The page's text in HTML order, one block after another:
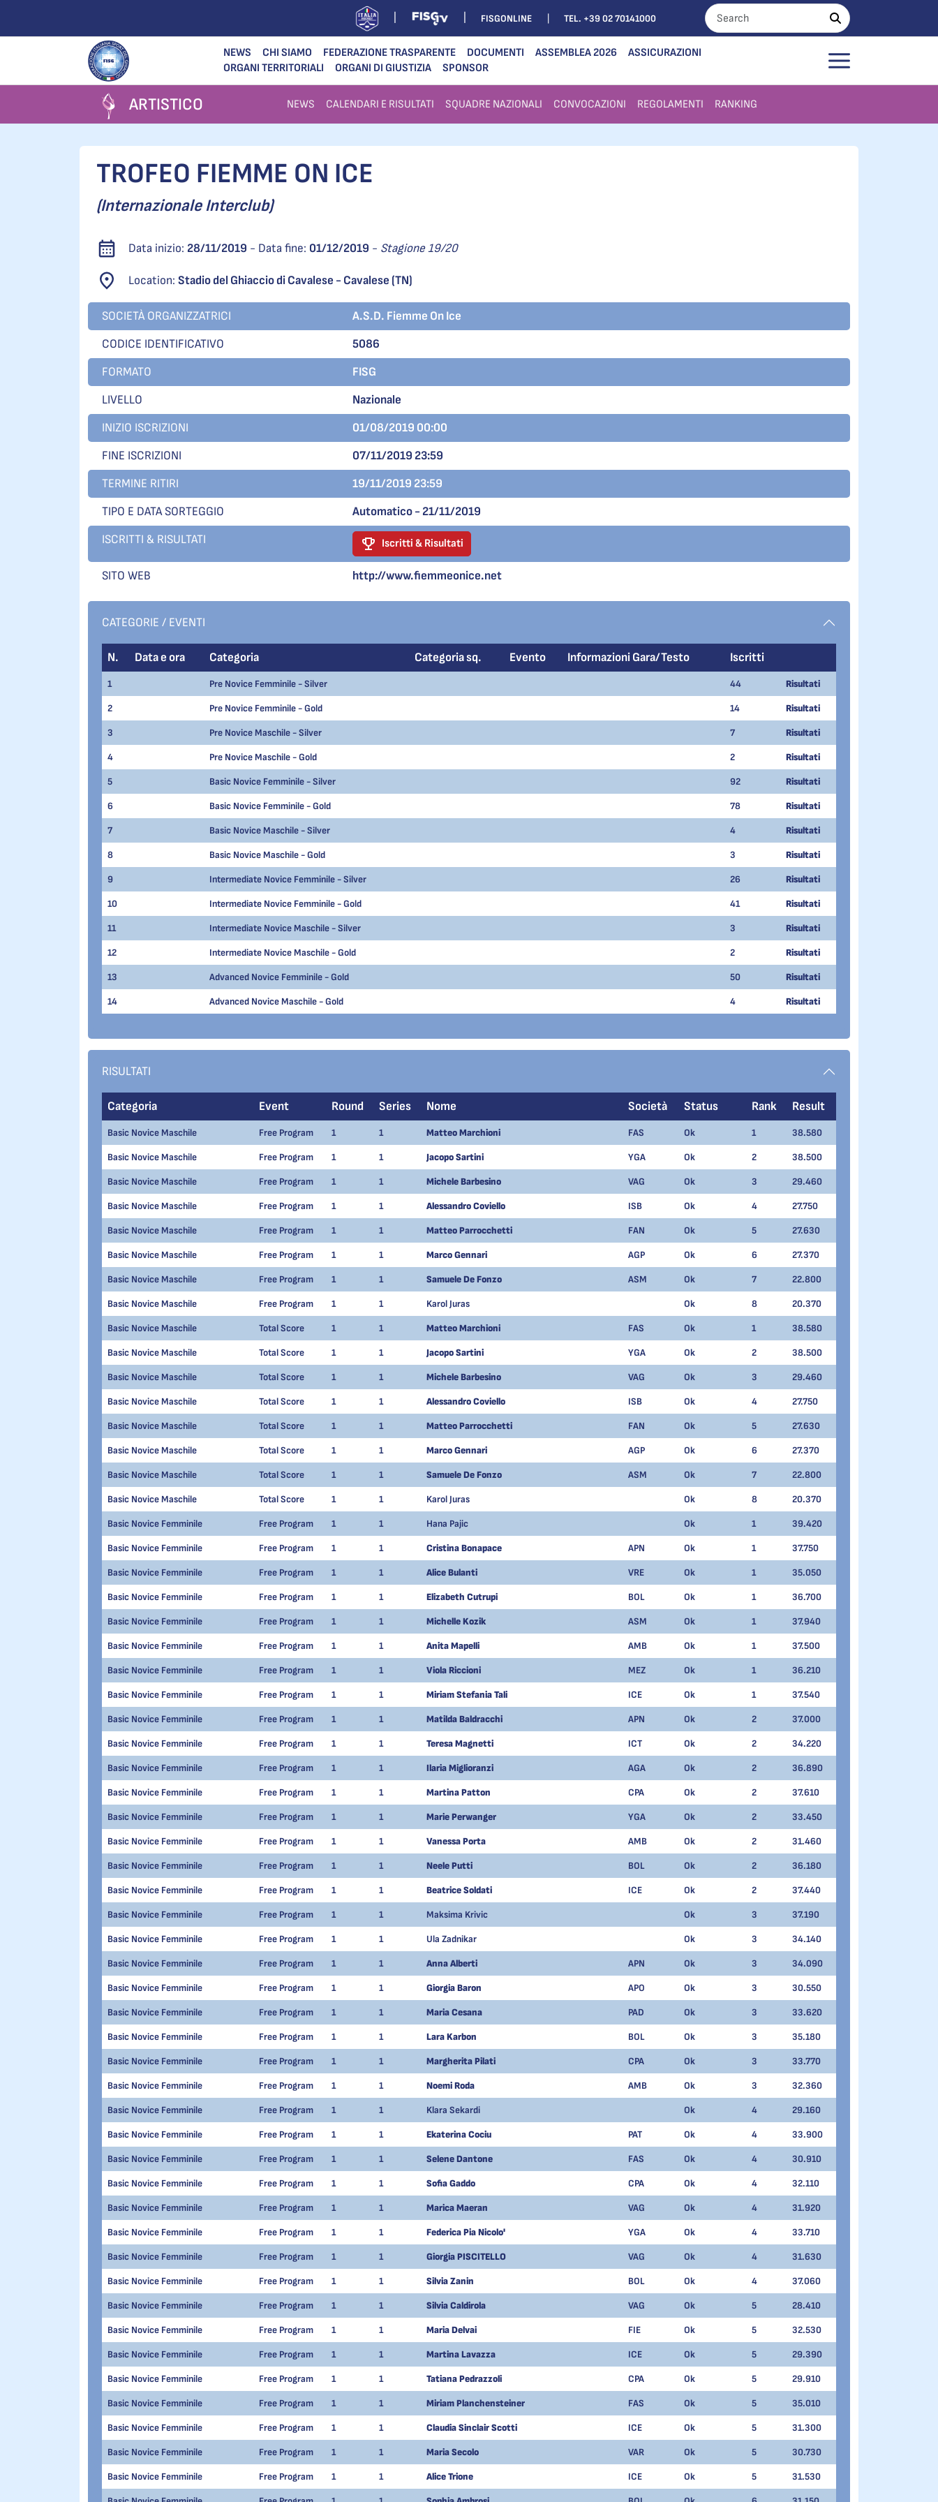
FISGONLINE TEL. +39 02 70141000
NEWS CHI SIAMO FEDERAZIONE TRASPARENTE DOCUMENTI ASSEMBLEA 2026
ASSICURAZIONI
ORGANI TERRITORIALI
ORGANI DI GIUSTIZIA SPONSOR
ARTISTICO NEWS CALENDARI E RISULTATI SQUADRE NAZIONALI CONVOCAZIONI REGOLAMENTI RANKING
TROFEO FIEMME ON ICE
(Internazionale Interclub)
Data inizio: 28/11/2019 - Data fine: 01/12/2019 - Stagione 19/20
Location: Stadio del Ghiaccio di Cavalese - Cavalese (TN)
SOCIETÀ ORGANIZZATRICI
A.S.D. Fiemme On Ice
CODICE IDENTIFICATIVO
5086
FORMATO
FISG
LIVELLO
Nazionale
INIZIO ISCRIZIONI
01/08/2019 00:00
FINE ISCRIZIONI
07/11/2019 23:59
TERMINE RITIRI
19/11/2019 23:59
TIPO E DATA SORTEGGIO
Automatico - 21/11/2019
ISCRITTI & RISULTATI
Iscritti & Risultati
SITO WEB http://www.fiemmeonice.net
CATEGORIE / EVENTI
N. Data e ora Categoria Categoria sq. Evento Informazioni Gara/Testo Iscritti
1 Pre Novice Femminile - Silver 44 Risultati
2 Pre Novice Femminile - Gold 14 Risultati
3 Pre Novice Maschile - Silver 7 Risultati
4 Pre Novice Maschile - Gold 2 Risultati
5 Basic Novice Femminile - Silver 92 Risultati
6 Basic Novice Femminile - Gold 78 Risultati
7 Basic Novice Maschile - Silver 4 Risultati
8 Basic Novice Maschile - Gold 3 Risultati
9 Intermediate Novice Femminile - Silver 26 Risultati
10 Intermediate Novice Femminile - Gold 41 Risultati
11 Intermediate Novice Maschile - Silver 3 Risultati
12 Intermediate Novice Maschile - Gold 2 Risultati
13 Advanced Novice Femminile - Gold 50 Risultati
14 Advanced Novice Maschile - Gold 4 Risultati
RISULTATI
Categoria Event Round Series Nome Società Status Rank Result
Basic Novice Maschile Free Program 1 1 Matteo Marchioni FAS Ok 1 38.580
Basic Novice Maschile Free Program 1 1 Jacopo Sartini YGA Ok 2 38.500
Basic Novice Maschile Free Program 1 1 Michele Barbesino VAG Ok 3 29.460
Basic Novice Maschile Free Program 1 1 Alessandro Coviello ISB Ok 4 27.750
Basic Novice Maschile Free Program 1 1 Matteo Parrocchetti FAN Ok 5 27.630
Basic Novice Maschile Free Program 1 1 Marco Gennari AGP Ok 6 27.370
Basic Novice Maschile Free Program 1 1 Samuele De Fonzo ASM Ok 7 22.800
Basic Novice Maschile Free Program 1 1 Karol Juras Ok 8 20.370
Basic Novice Maschile Total Score 1 1 Matteo Marchioni FAS Ok 1 38.580
Basic Novice Maschile Total Score 1 1 Jacopo Sartini YGA Ok 2 38.500
Basic Novice Maschile Total Score 1 1 Michele Barbesino VAG Ok 3 29.460
Basic Novice Maschile Total Score 1 1 Alessandro Coviello ISB Ok 4 27.750
Basic Novice Maschile Total Score 1 1 Matteo Parrocchetti FAN Ok 5 27.630
Basic Novice Maschile Total Score 1 1 Marco Gennari AGP Ok 6 27.370
Basic Novice Maschile Total Score 1 1 Samuele De Fonzo ASM Ok 7 22.800
Basic Novice Maschile Total Score 1 1 Karol Juras Ok 8 20.370
Basic Novice Femminile Free Program 1 1 Hana Pajic Ok 1 39.420
Basic Novice Femminile Free Program 1 1 Cristina Bonapace APN Ok 1 37.750
Basic Novice Femminile Free Program 1 1 Alice Bulanti VRE Ok 1 35.050
Basic Novice Femminile Free Program 1 1 Elizabeth Cutrupi BOL Ok 1 36.700
Basic Novice Femminile Free Program 1 1 Michelle Kozik ASM Ok 1 37.940
Basic Novice Femminile Free Program 1 1 Anita Mapelli AMB Ok 1 37.500
Basic Novice Femminile Free Program 1 1 Viola Riccioni MEZ Ok 1 36.210
Basic Novice Femminile Free Program 1 1 Miriam Stefania Tali ICE Ok 1 37.540
Basic Novice Femminile Free Program 1 1 Matilda Baldracchi APN Ok 2 37.000
Basic Novice Femminile Free Program 1 1 Teresa Magnetti ICT Ok 2 34.220
Basic Novice Femminile Free Program 1 1 Ilaria Miglioranzi AGA Ok 2 36.890
Basic Novice Femminile Free Program 1 1 Martina Patton CPA Ok 2 37.610
Basic Novice Femminile Free Program 1 1 Marie Perwanger YGA Ok 2 33.450
Basic Novice Femminile Free Program 1 1 Vanessa Porta AMB Ok 2 31.460
Basic Novice Femminile Free Program 1 1 Neele Putti BOL Ok 2 36.180
Basic Novice Femminile Free Program 1 1 Beatrice Soldati ICE Ok 2 37.440
Basic Novice Femminile Free Program 1 1 Maksima Krivic Ok 3 37.190
Basic Novice Femminile Free Program 1 1 Ula Zadnikar Ok 3 34.140
Basic Novice Femminile Free Program 1 1 Anna Alberti APN Ok 3 34.090
Basic Novice Femminile Free Program 1 1 Giorgia Baron APO Ok 3 30.550
Basic Novice Femminile Free Program 1 1 Maria Cesana PAD Ok 3 33.620
Basic Novice Femminile Free Program 1 1 Lara Karbon BOL Ok 3 35.180
Basic Novice Femminile Free Program 1 1 Margherita Pilati CPA Ok 3 33.770
Basic Novice Femminile Free Program 1 1 Noemi Roda AMB Ok 3 32.360
Basic Novice Femminile Free Program 1 1 Klara Sekardi Ok 4 29.160
Basic Novice Femminile Free Program 1 1 Ekaterina Cociu PAT Ok 4 33.900
Basic Novice Femminile Free Program 1 1 Selene Dantone FAS Ok 4 30.910
Basic Novice Femminile Free Program 1 1 Sofia Gaddo CPA Ok 4 32.110
Basic Novice Femminile Free Program 1 1 Marica Maeran VAG Ok 4 31.920
Basic Novice Femminile Free Program 1 1 Federica Pia Nicolo' YGA Ok 4 33.710
Basic Novice Femminile Free Program 1 1 Giorgia PISCITELLO VAG Ok 4 31.630
Basic Novice Femminile Free Program 1 1 Silvia Zanin BOL Ok 4 37.060
Basic Novice Femminile Free Program 1 1 Silvia Caldirola VAG Ok 5 28.410
Basic Novice Femminile Free Program 1 1 Maria Delvai FIE Ok 5 32.530
Basic Novice Femminile Free Program 1 1 Martina Lavazza ICE Ok 5 29.390
Basic Novice Femminile Free Program 1 1 Tatiana Pedrazzoli CPA Ok 5 29.910
Basic Novice Femminile Free Program 1 1 Miriam Planchensteiner FAS Ok 5 35.010
Basic Novice Femminile Free Program 1 1 Claudia Sinclair Scotti ICE Ok 5 31.300
Basic Novice Femminile Free Program 1 1 Maria Secolo VAR Ok 5 30.730
Basic Novice Femminile Free Program 1 1 Alice Trione ICE Ok 5 31.530